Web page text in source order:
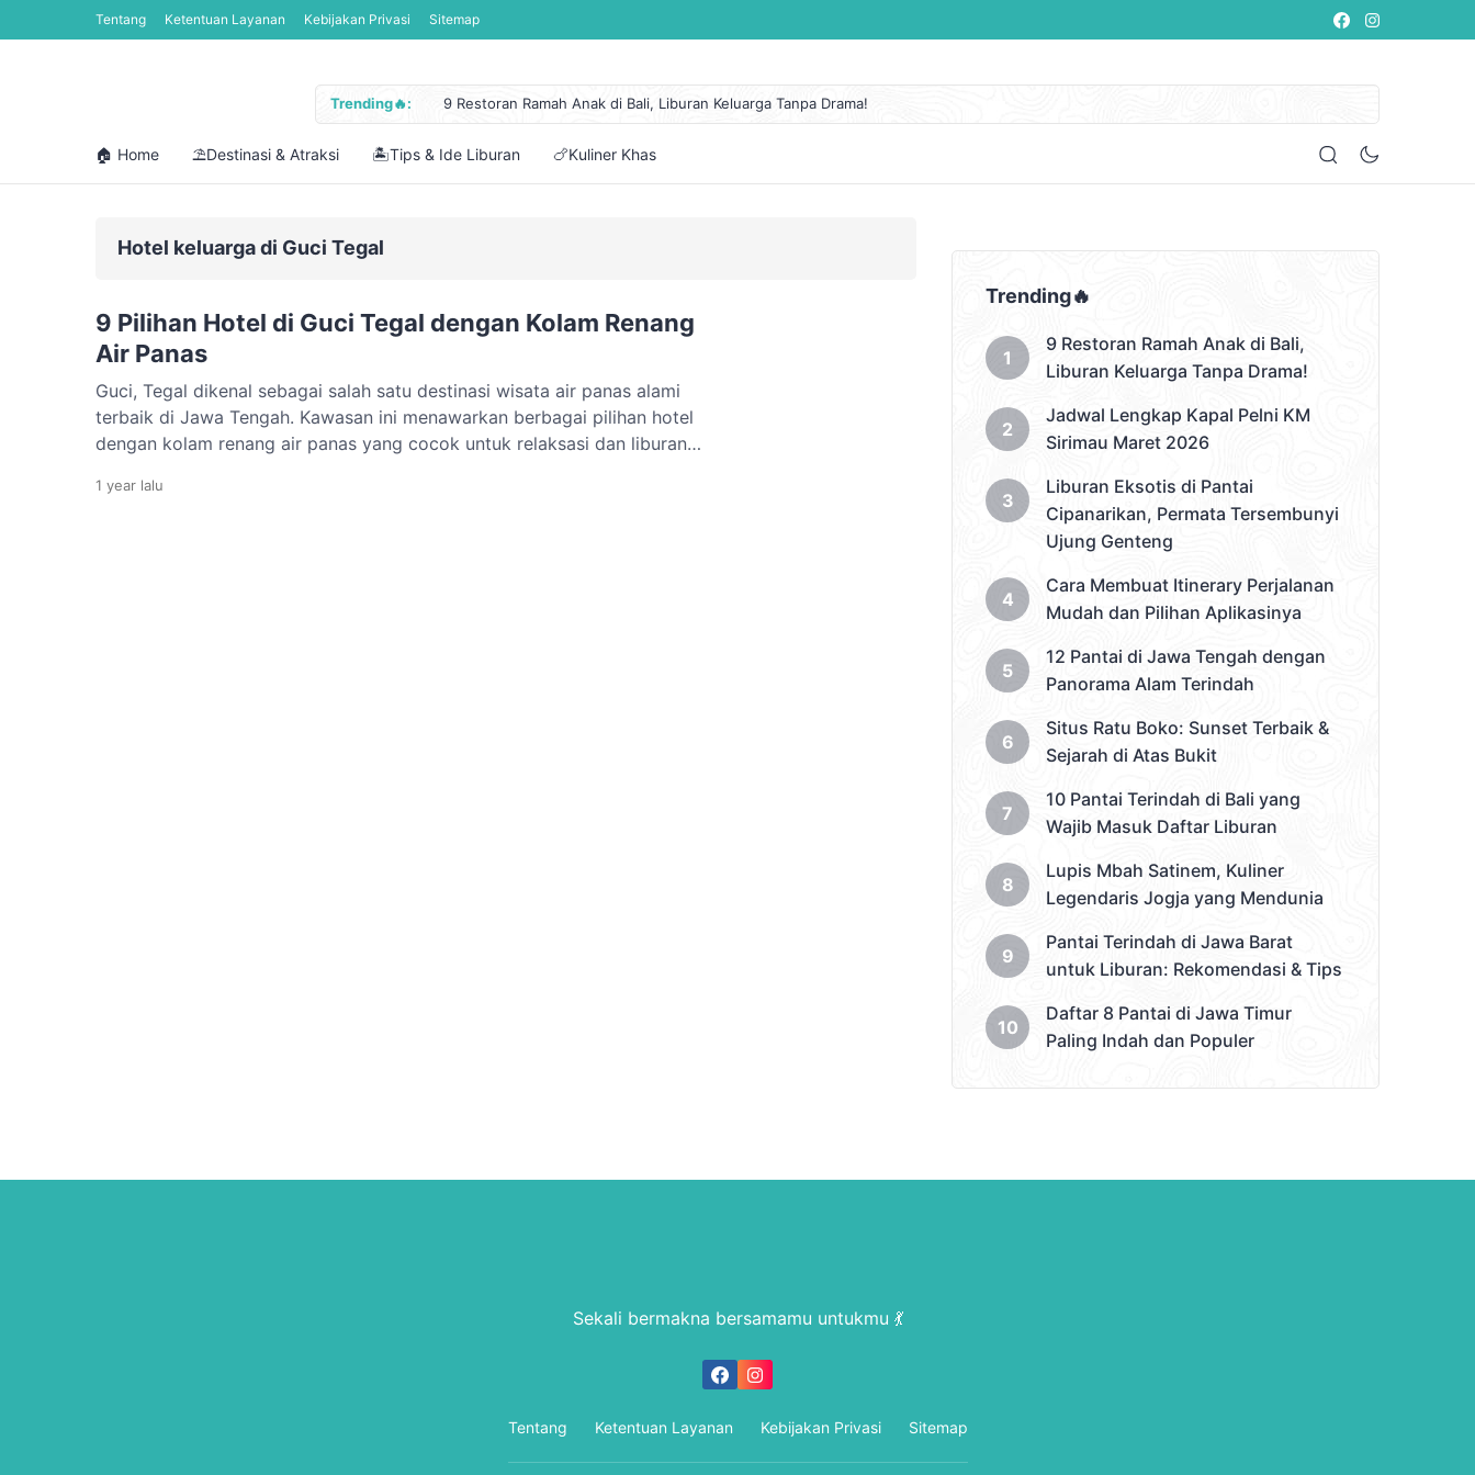
Tentang Ketentuan Layanan Kebijakan Privasi Sitemap
Trending🔥:
9 Restoran Ramah Anak di Bali, Liburan Keluarga Tanpa Drama!
Jadwal Lengkap Kapal Pelni KM Sirimau Maret 2026
Liburan Eksotis di Pantai Cipanarikan, Permata Tersembunyi Ujung Genteng
🏠 Home ⛱️Destinasi & Atraksi 🏝️Tips & Ide Liburan 🍗Kuliner Khas
Hotel keluarga di Guci Tegal
9 Pilihan Hotel di Guci Tegal dengan Kolam Renang
Air Panas
Guci, Tegal dikenal sebagai salah satu destinasi wisata air panas alami
terbaik di Jawa Tengah. Kawasan ini menawarkan berbagai pilihan hotel
dengan kolam renang air panas yang cocok untuk relaksasi dan liburan
memukau, menginap di hotel di Guci Tegal dengan kolam renang air panas
1 year lalu
Trending🔥
9 Restoran Ramah Anak di Bali,
Liburan Keluarga Tanpa Drama!
Jadwal Lengkap Kapal Pelni KM
Sirimau Maret 2026
Liburan Eksotis di Pantai
Cipanarikan, Permata Tersembunyi
Ujung Genteng
Cara Membuat Itinerary Perjalanan
Mudah dan Pilihan Aplikasinya
12 Pantai di Jawa Tengah dengan
Panorama Alam Terindah
Situs Ratu Boko: Sunset Terbaik &
Sejarah di Atas Bukit
10 Pantai Terindah di Bali yang
Wajib Masuk Daftar Liburan
Lupis Mbah Satinem, Kuliner
Legendaris Jogja yang Mendunia
Pantai Terindah di Jawa Barat
untuk Liburan: Rekomendasi & Tips
Daftar 8 Pantai di Jawa Timur
Paling Indah dan Populer
Sekali bermakna bersamamu untukmu 💃
Tentang Ketentuan Layanan Kebijakan Privasi Sitemap